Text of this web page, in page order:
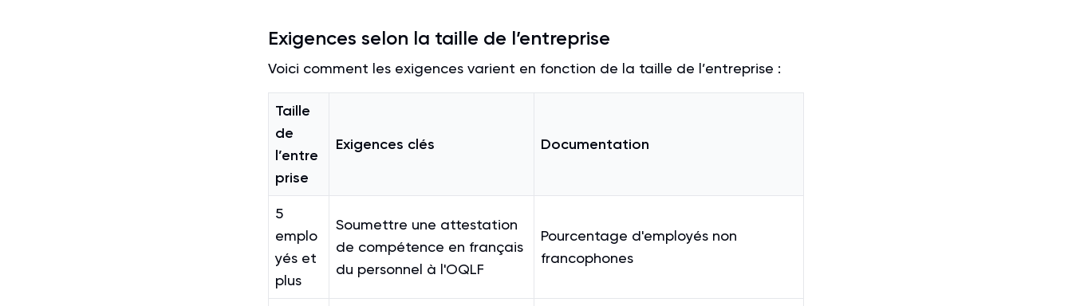
Exigences selon la taille de l’entreprise
Voici comment les exigences varient en fonction de la taille de l’entreprise :
Taille
de
l’entre
prise
Exigences clés Documentation
5
emplo
yés et
plus
Soumettre une attestation
de compétence en français
du personnel à l'OQLF
Pourcentage d'employés non
francophones